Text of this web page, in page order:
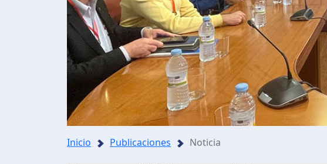
Inicio Publicaciones Noticia